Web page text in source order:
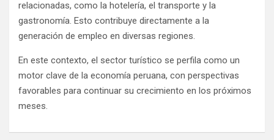
relacionadas, como la hotelería, el transporte y la
gastronomía. Esto contribuye directamente a la
generación de empleo en diversas regiones.
En este contexto, el sector turístico se perfila como un
motor clave de la economía peruana, con perspectivas
favorables para continuar su crecimiento en los próximos
meses.